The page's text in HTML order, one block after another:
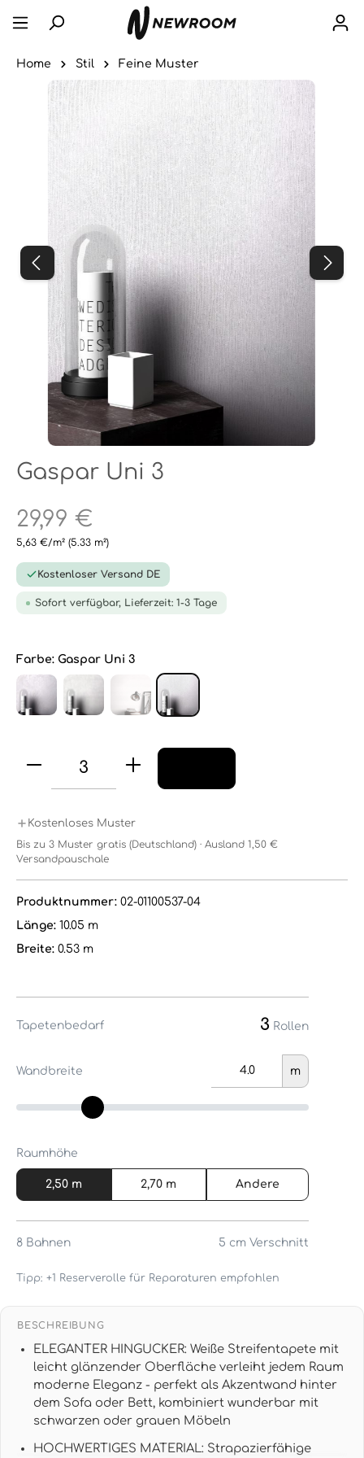
Home Stil Feine Muster
Gaspar Uni 3
29,99 €
5,63 €/m² (5.33 m²)
Kostenloser Versand DE
Sofort verfügbar, Lieferzeit: 1-3 Tage
Farbe: Gaspar Uni 3
Kostenloses Muster
Bis zu 3 Muster gratis (Deutschland) · Ausland 1,50 €
Versandpauschale
Produktnummer: 02-01100537-04
Länge: 10.05 m
Breite: 0.53 m
Tapetenbedarf 3 Rollen
Wandbreite m
Raumhöhe
2,50 m 2,70 m Andere
8 Bahnen 5 cm Verschnitt
Tipp: +1 Reserverolle für Reparaturen empfohlen
BESCHREIBUNG
ELEGANTER HINGUCKER: Weiße Streifentapete mit
leicht glänzender Oberfläche verleiht jedem Raum
moderne Eleganz - perfekt als Akzentwand hinter
dem Sofa oder Bett, kombiniert wunderbar mit
schwarzen oder grauen Möbeln
HOCHWERTIGES MATERIAL: Strapazierfähige